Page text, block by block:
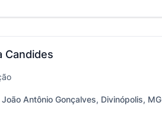
Candides
João Antônio Gonçalves, Divinópolis, MG